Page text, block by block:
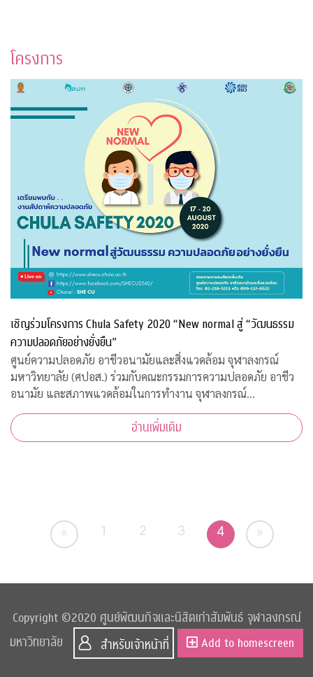
โครงการ
เชิญร่วมโครงการ Chula Safety 2020 “New normal สู่ “วัฒนธรรม
ความปลอดภัยอย่างยั่งยืน”
ศูนย์ความปลอดภัย อาชีวอนามัยและสิ่งแวดล้อม จุฬาลงกรณ์
มหาวิทยาลัย (ศปอส.) ร่วมกับคณะกรรมการความปลอดภัย อาชีว
อนามัย และสภาพแวดล้อมในการทำงาน จุฬาลงกรณ์
มหาวิทยาลัย และภาคีเครือข่าย จัดงาน “Chula Safety 2020
New normal สู่วัฒนธรรมความปลอดภัยอย่างยั่งยืน” ระหว
อ่านเพิ่มเติม
« 1 2 3 4 »
Copyright ©2020 ศูนย์พัฒนกิจและนิสิตเก่าสัมพันธ์ จุฬาลงกรณ์
มหาวิทยาลัย
สำหรับเจ้าหน้าที่ Add to homescreen